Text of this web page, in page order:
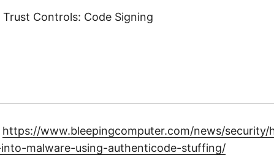
Controls: Code Signing
https://www.bleepingcomputer.com/news/security/
malware-using-authenticode-stuffing/